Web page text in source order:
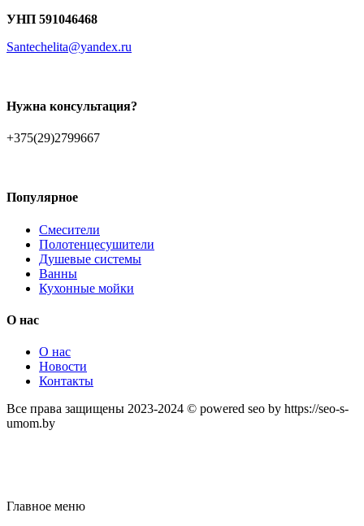
УНП 591046468
Santechelita@yandex.ru
Нужна консультация?
+375(29)2799667
Популярное
Смесители
Полотенцесушители
Душевые системы
Ванны
Кухонные мойки
О нас
О нас
Новости
Контакты
Все права защищены 2023-2024 © powered seo by https://seo-s-
umom.by
Главное меню